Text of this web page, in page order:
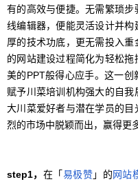
有的高效与便捷。无需繁琐
线编辑器，便能灵活设计并
厚的技术功底，更无需投入
的网站建设过程简化为轻松
美的PPT般得心应手。这一
赋予川菜培训机构强大的自
大川菜爱好者与潜在学员的
烈的市场中脱颖而出，赢得更
step1， 在「 易极赞」的网站